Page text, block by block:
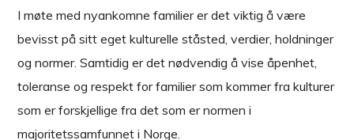
I møte med nyankomne familier er det viktig å være
bevisst på sitt eget kulturelle ståsted, verdier, holdninger
og normer. Samtidig er det nødvendig å vise åpenhet,
toleranse og respekt for familier som kommer fra kulturer
som er forskjellige fra det som er normen i
majoritetssamfunnet i Norge.